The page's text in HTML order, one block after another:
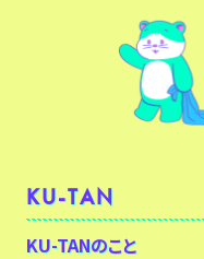
KU-TAN
KU-TANのこと